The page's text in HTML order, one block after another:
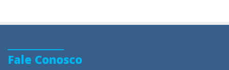
Fale Conosco